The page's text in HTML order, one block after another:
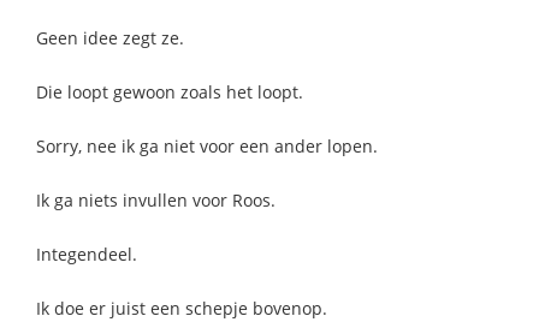
Geen idee zegt ze.
Die loopt gewoon zoals het loopt.
Sorry, nee ik ga niet voor een ander lopen.
Ik ga niets invullen voor Roos.
Integendeel.
Ik doe er juist een schepje bovenop.
over
op
gebruikt